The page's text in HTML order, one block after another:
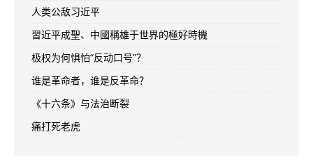
人类公敌习近平
習近平成聖、中國稱雄于世界的極好時機
极权为何惧怕“反动口号”？
谁是革命者，谁是反革命？
《十六条》与法治断裂
痛打死老虎